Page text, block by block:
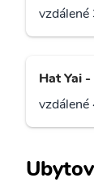
Hat Yai -